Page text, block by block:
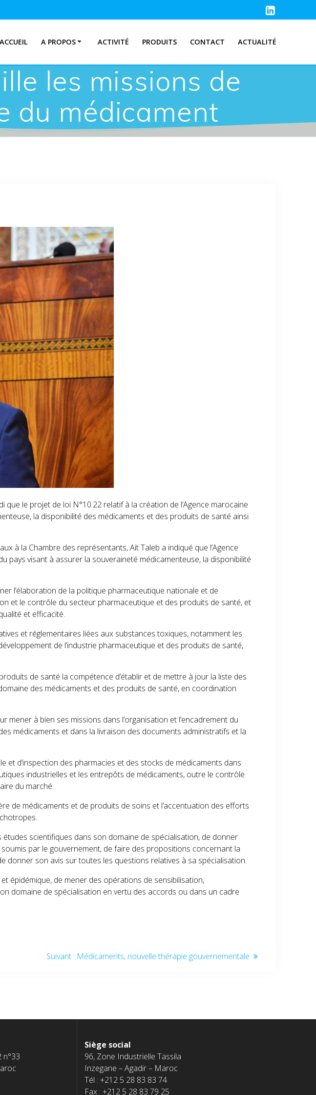
ACCUEIL A PROPOS ACTIVITÉ PRODUITS CONTACT ACTUALITÉ
les missions de
du médicament
le projet de loi N°10.22 relatif à la création de l’Agence marocaine
la disponibilité des médicaments et des produits de santé ainsi
à la Chambre des représentants, Ait Taleb a indiqué que l’Agence
visant à assurer la souveraineté médicamenteuse, la disponibilité
l’élaboration de la politique pharmaceutique nationale et de
et le contrôle du secteur pharmaceutique et des produits de santé, et
et efficacité.
et réglementaires liées aux substances toxiques, notamment les
de l’industrie pharmaceutique et des produits de santé,
de santé la compétence d’établir et de mettre à jour la liste des
des médicaments et des produits de santé, en coordination
mener à bien ses missions dans l’organisation et l’encadrement du
médicaments et dans la livraison des documents administratifs et la
et d’inspection des pharmacies et des stocks de médicaments dans
industrielles et les entrepôts de médicaments, outre le contrôle
du marché.
de médicaments et de produits de soins et l’accentuation des efforts
scientifiques dans son domaine de spécialisation, de donner
par le gouvernement, de faire des propositions concernant la
donner son avis sur toutes les questions relatives à sa spécialisation.
épidémique, de mener des opérations de sensibilisation,
domaine de spécialisation en vertu des accords ou dans un cadre
Suivant : Médicaments, nouvelle thérapie gouvernementale
n°33
Siège social
96, Zone Industrielle Tassila
Inzegane – Agadir – Maroc
Tél : +212 5 28 83 83 74
Fax : +212 5 28 83 79 25